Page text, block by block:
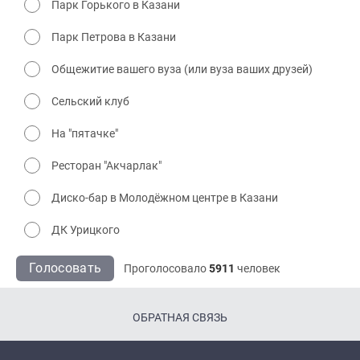
Парк Горького в Казани
Парк Петрова в Казани
Общежитие вашего вуза (или вуза ваших друзей)
Сельский клуб
На "пятачке"
Ресторан "Акчарлак"
Диско-бар в Молодёжном центре в Казани
ДК Урицкого
Голосовать Проголосовало5911 человек
ОБРАТНАЯ СВЯЗЬ